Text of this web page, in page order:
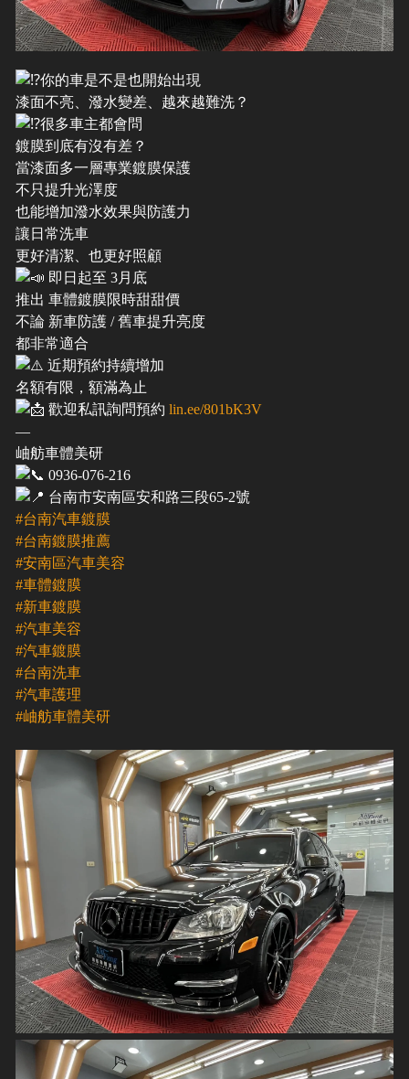
你的車是不是也開始出現
漆面不亮、潑水變差、越來越難洗？
很多車主都會問
鍍膜到底有沒有差？
當漆面多一層專業鍍膜保護
不只提升光澤度
也能增加潑水效果與防護力
讓日常洗車
更好清潔、也更好照顧
即日起至 3月底
推出 車體鍍膜限時甜甜價
不論 新車防護 / 舊車提升亮度
都非常適合
近期預約持續增加
名額有限，額滿為止
歡迎私訊詢問預約 lin.ee/801bK3V
—
岫舫車體美研
0936-076-216
台南市安南區安和路三段65-2號
#台南汽車鍍膜
#台南鍍膜推薦
#安南區汽車美容
#車體鍍膜
#新車鍍膜
#汽車美容
#汽車鍍膜
#台南洗車
#汽車護理
#岫舫車體美研